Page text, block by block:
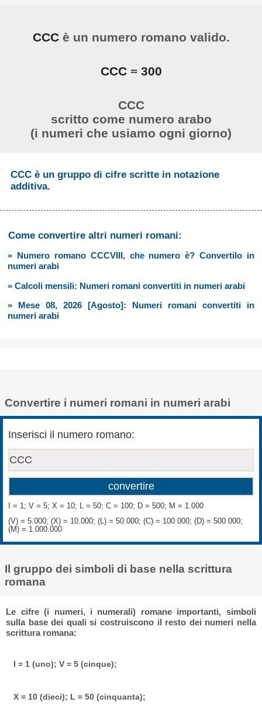
CCCè un numero romano valido.
CCC= 300
CCC
scritto come numero arabo
(i numeri che usiamo ogni giorno)
CCC è un gruppo di cifre scritte in notazione
additiva.
Come convertire altri numeri romani:
» Numero romano CCCVIII, che numero è? Convertilo in
numeri arabi
» Calcoli mensili: Numeri romani convertiti in numeri arabi
» Mese 08, 2026 [Agosto]: Numeri romani convertiti in
numeri arabi
Convertire i numeri romani in numeri arabi
Inserisci il numero romano:
I = 1; V = 5; X = 10; L = 50; C = 100; D = 500; M = 1.000
(V) = 5.000; (X) = 10.000; (L) = 50.000; (C) = 100.000; (D) = 500.000;
(M) = 1.000.000
Il gruppo dei simboli di base nella scrittura
romana
Le cifre (i numeri, i numerali) romane importanti, simboli
sulla base dei quali si costruiscono il resto dei numeri nella
scrittura romana:
I = 1 (uno); V = 5 (cinque);
X = 10 (dieci); L = 50 (cinquanta);